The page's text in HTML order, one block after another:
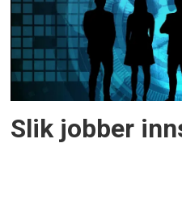
Slik jobber